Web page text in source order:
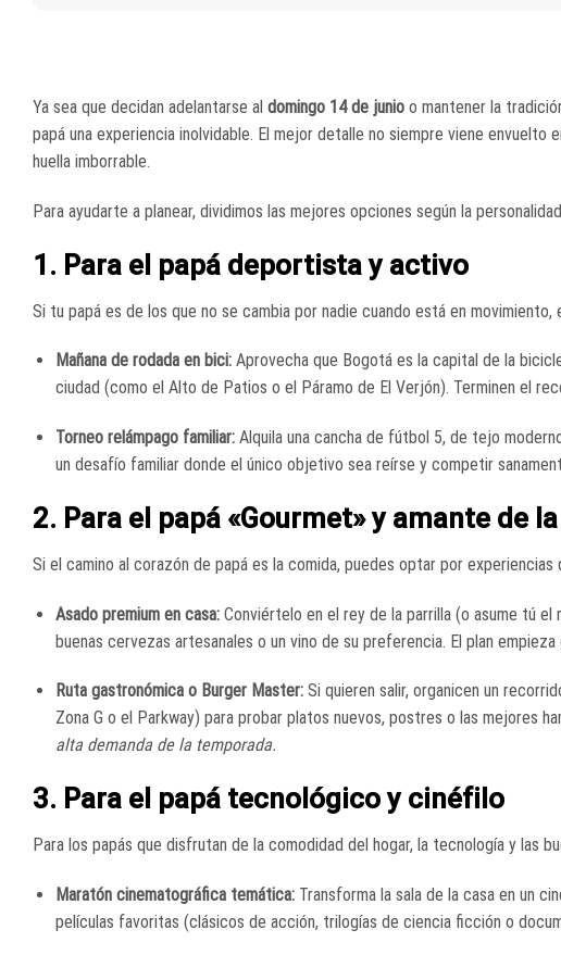
Ya sea que decidan adelantarse al domingo 14 de junio o mantener la
papá una experiencia inolvidable. El mejor detalle no siempre viene
huella imborrable.
Para ayudarte a planear, dividimos las mejores opciones según la
1. Para el papá deportista y activo
Si tu papá es de los que no se cambia por nadie cuando está en movimiento,
Mañana de rodada en bici:Aprovecha que Bogotá es la capital de la
ciudad (como el Alto de Patios o el Páramo de El Verjón). Terminen el
Torneo relámpago familiar:Alquila una cancha de fútbol 5, de tejo
un desafío familiar donde el único objetivo sea reírse y competir
2. Para el papá «Gourmet» y amante de
Si el camino al corazón de papá es la comida, puedes optar por experiencias
Asado premium en casa:Conviértelo en el rey de la parrilla (o asume tú el
buenas cervezas artesanales o un vino de su preferencia. El plan
Ruta gastronómica o Burger Master:Si quieren salir, organicen un
Zona G o el Parkway) para probar platos nuevos, postres o las mejores
alta demanda de la temporada.
3. Para el papá tecnológico y cinéfilo
Para los papás que disfrutan de la comodidad del hogar, la tecnología y las
Maratón cinematográfica temática:Transforma la sala de la casa en un
películas favoritas (clásicos de acción, trilogías de ciencia ficción o